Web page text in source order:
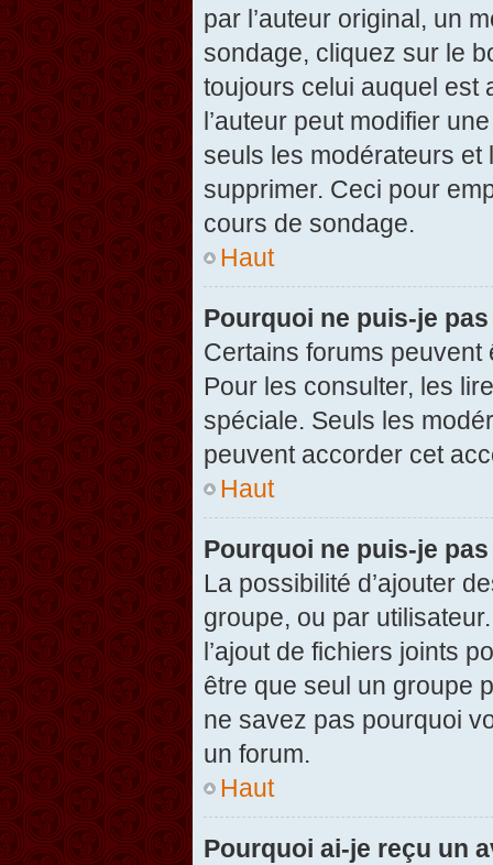
par l’auteur original, un
sondage, cliquez sur le
toujours celui auquel est
l’auteur peut modifier
seuls les modérateurs et
supprimer. Ceci pour
cours de sondage.
Haut
Pourquoi ne puis-je
Certains forums
Pour les consulter, les
spéciale. Seuls les
peuvent accorder cet
Haut
Pourquoi ne puis-je
La possibilité d’ajouter
groupe, ou par
l’ajout de fichiers joints
être que seul un groupe
ne savez pas pourquoi
un forum.
Haut
Pourquoi ai-je reçu un